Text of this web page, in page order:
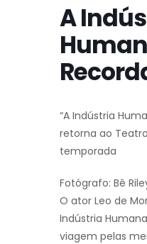
A
“A Indústria
retorna ao
temporada
Fotógrafo: Bê
O ator Leo de
Indústria
viagem pelas